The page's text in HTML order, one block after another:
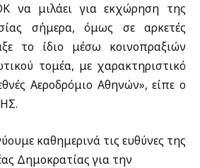
να μιλάει για εκχώρηση της
σήμερα, όμως σε αρκετές
το ίδιο μέσω κοινοπραξιών
τομέα, με χαρακτηριστικό
Αεροδρόμιο Αθηνών», είπε ο
καθημερινά τις ευθύνες της
Δημοκρατίας για την